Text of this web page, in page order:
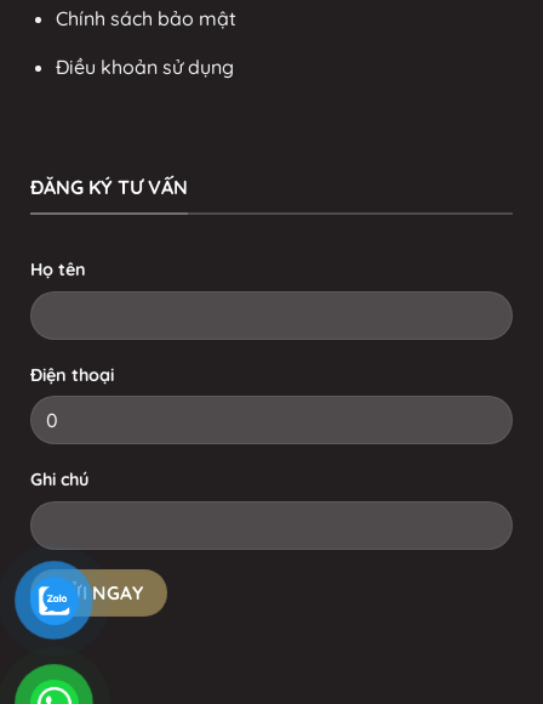
Chính sách bảo mật
Điều khoản sử dụng
ĐĂNG KÝ TƯ VẤN
Họ tên
Điện thoại
Ghi chú